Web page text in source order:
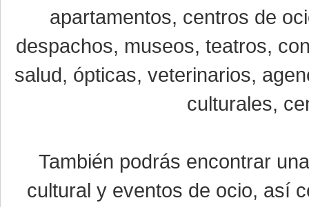
apartamentos, centros de
despachos, museos, teatros,
salud, ópticas, veterinarios,
culturales,
También podrás encontrar
cultural y eventos de ocio, así